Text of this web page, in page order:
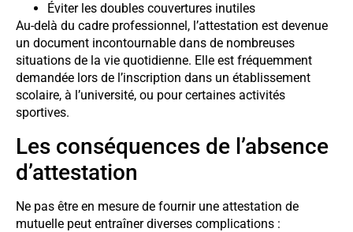
Éviter les doubles couvertures inutiles
Au-delà du cadre professionnel, l’attestation est devenue
un document incontournable dans de nombreuses
situations de la vie quotidienne. Elle est fréquemment
demandée lors de l’inscription dans un établissement
scolaire, à l’université, ou pour certaines activités
sportives.
Les conséquences de l’absence
d’attestation
Ne pas être en mesure de fournir une attestation de
mutuelle peut entraîner diverses complications :